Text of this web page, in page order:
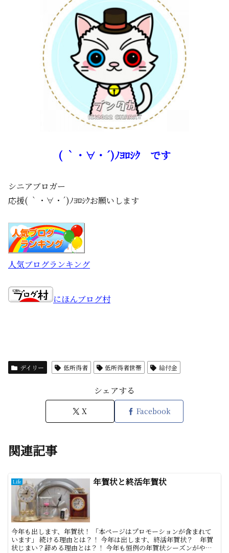
( ｀・∀・´)ﾉﾖﾛｼｸ です
シニアブロガー
応援( ｀・∀・´)ﾉﾖﾛｼｸお願いします
人気ブログランキング
にほんブログ村
デイリー 低所得者 低所得者世帯 給付金
シェアする
X Facebook
関連記事
Life 年賀状と終活年賀状
今年も出します、年賀状！ 「本ページはプロモーションが含まれて
います」 続ける理由とは？！ 今年は出します、終活年賀状？ 年賀
状じまい？辞める理由とは？！ 今年も恒例の年賀状シーズンがやっ